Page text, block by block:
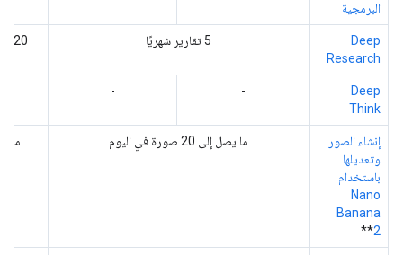
البرمجية
Deep
Research
‫5 تقارير شهريًا ‫20 تقريرًا في اليوم
Deep
Think
-
-
إنشاء الصور
وتعديلها
باستخدام
Nano
Banana
2
**
ما يصل إلى 20 صورة في اليوم ما يصل